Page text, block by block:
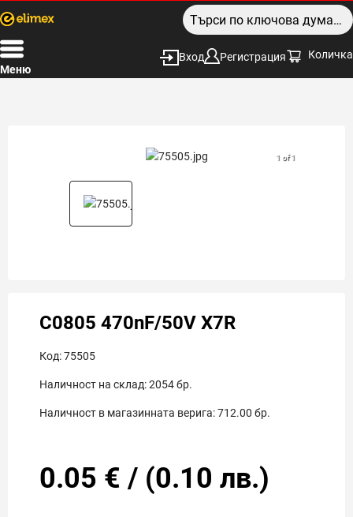
Меню
Вход Регистрация Количка
1 of 1
C0805 470nF/50V X7R
Код:75505
Наличност на склад:2054бр.
Наличност в магазинната верига:712.00 бр.
0.05 € / (0.10 лв.)